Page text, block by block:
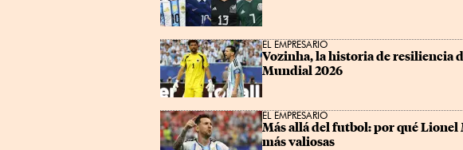
EL EMPRESARIO
Vozinha, la historia de resiliencia
Mundial 2026
EL EMPRESARIO
Más allá del futbol: por qué Lionel
más valiosas